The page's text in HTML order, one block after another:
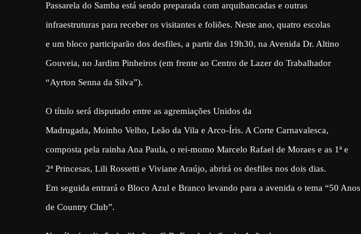
Passarela do Samba está sendo preparada com arquibancadas e outras
infraestruturas para receber os visitantes e foliões. Neste ano, quatro escolas
e um bloco participarão dos desfiles, a partir das 19h30, na Avenida Dr. Altino
Gouveia, no Jardim Pinheiros (em frente ao Centro de Lazer do Trabalhador
“Ayrton Senna da Silva”).
O título será disputado entre as agremiações Unidos da
Madrugada, Moinho Velho, Leão da Vila e Arco-Íris. A Corte Carnavalesca,
composta pela rainha Ana Paula, o rei-momo Marcelo Rafael de Moraes e as 1ª e
2ª Princesas, Lili Rossetti e Viviane Araújo, abrirá os desfiles nos dois dias.
Em seguida entrará o Bloco Azul e Branco levando para a avenida o tema “50 Anos
de Country Club”.